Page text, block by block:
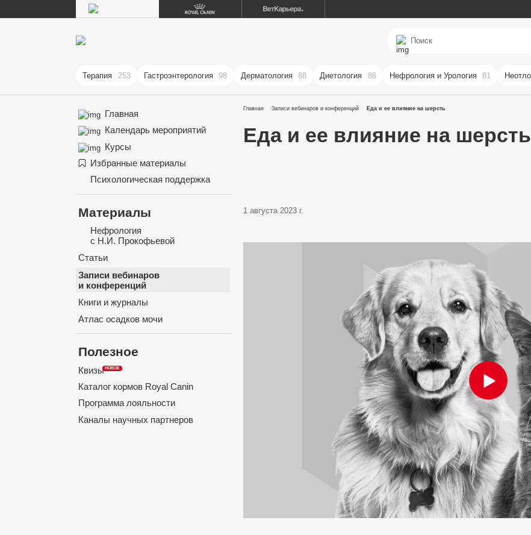
Терапия 253 Гастроэнтерология 98 Дерматология 88 Диетология 86 Нефрология и Урология 81
Главная
Календарь мероприятий
Курсы
Избранные материалы
Психологическая поддержка
Материалы
Нефрология
с Н.И. Прокофьевой
Статьи
Записи вебинаров
и конференций
Книги и журналы
Атлас осадков мочи
Полезное
Квизы
Каталог кормов Royal Canin
Программа лояльности
Каналы научных партнеров
Главная Записи вебинаров и конференций Еда и ее влияние на шерсть
Еда и ее влияние на шерсть
1 августа 2023 г.